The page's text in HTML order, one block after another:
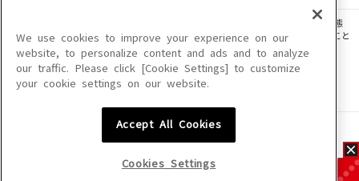
このサイトに掲載されている一切の文章・画像・写真・動画・音声等を、手段や形態
を問わず、著作権法の定める範囲を超えて無断で複製、転載、ファイル化などすること
を禁じます。
楽曲及びコンテンツは、機種によりご利用いただけない場合があります。
楽曲及びコンテンツの配信日、配信内容が変更になる場合があります。
We use cookies to improve your experience on our
website, to personalize content and ads and to analyze
our traffic. Please click [Cookie Settings] to customize
your cookie settings on our website.
Accept All Cookies
Cookies Settings